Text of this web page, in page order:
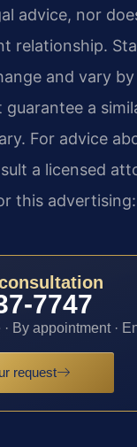
advice, nor
relationship.
and vary
guarantee a
For advice
a licensed
this advertising:
7747
By appointment ·
request